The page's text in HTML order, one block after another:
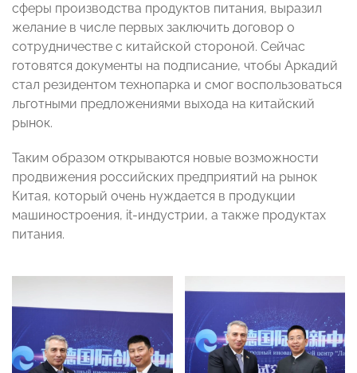
сферы производства продуктов питания, выразил
желание в числе первых заключить договор о
сотрудничестве с китайской стороной. Сейчас
готовятся документы на подписание, чтобы Аркадий
стал резидентом технопарка и смог воспользоваться
льготными предложениями выхода на китайский
рынок.
Таким образом открываются новые возможности
продвижения российских предприятий на рынок
Китая, который очень нуждается в продукции
машиностроения, it-индустрии, а также продуктах
питания.